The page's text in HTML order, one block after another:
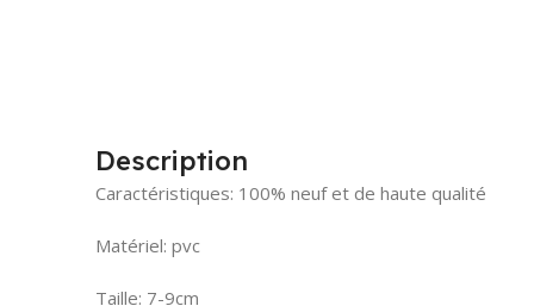
Description
Caractéristiques: 100% neuf et de haute qualité
Matériel: pvc
Taille: 7-9cm